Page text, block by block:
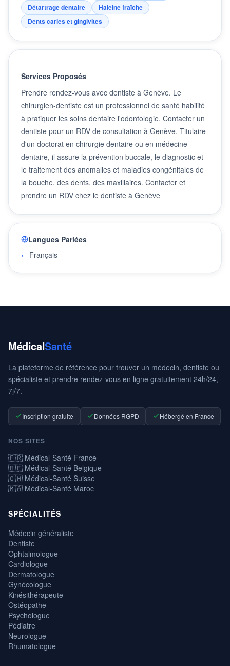
Détartrage dentaire
Haleine fraîche
Dents caries et gingivites
Services Proposés
Prendre rendez-vous avec dentiste à Genève. Le
chirurgien-dentiste est un professionnel de santé habilité
à pratiquer les soins dentaire l'odontologie. Contacter un
dentiste pour un RDV de consultation à Genève. Titulaire
d'un doctorat en chirurgie dentaire ou en médecine
dentaire, il assure la prévention buccale, le diagnostic et
le traitement des anomalies et maladies congénitales de
la bouche, des dents, des maxillaires. Contacter et
prendre un RDV chez le dentiste à Genève
Langues Parlées
Français
MédicalSanté
La plateforme de référence pour trouver un médecin, dentiste ou
spécialiste et prendre rendez-vous en ligne gratuitement 24h/24,
7j/7.
Inscription gratuite Données RGPD Hébergé en France
NOS SITES
🇫🇷 Médical-Santé France
🇧🇪 Médical-Santé Belgique
🇨🇭 Médical-Santé Suisse
🇲🇦 Médical-Santé Maroc
SPÉCIALITÉS
Médecin généraliste
Dentiste
Ophtalmologue
Cardiologue
Dermatologue
Gynécologue
Kinésithérapeute
Ostéopathe
Psychologue
Pédiatre
Neurologue
Rhumatologue